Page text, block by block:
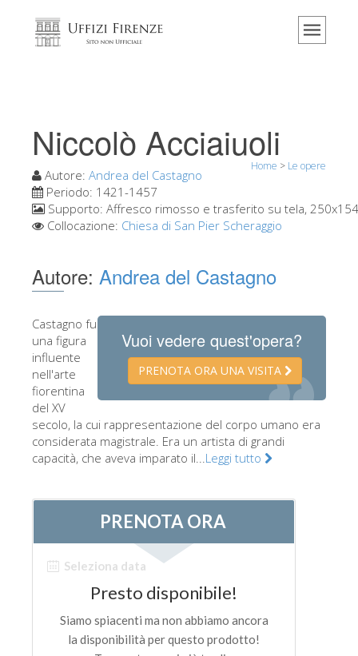
Home
Eventi e mostre
I commenti dei visitatori
Contattaci
Visita gli Uffizi
Tour virtuale
Le opere
Le sale
Gli artisti
Le nuove sale
Musei di Firenze
Museo nazionale del Bargello
Galleria Palatina
Museo delle Cappelle Medicee
Museo Archeologico
Opificio delle pietre dure
Niccolò Acciaiuoli
Home > Le opere
Autore: Andrea del Castagno
Periodo: 1421-1457
Supporto: Affresco rimosso e trasferito su tela, 250x154
Collocazione: Chiesa di San Pier Scheraggio
Autore: Andrea del Castagno
Vuoi vedere quest'opera?
PRENOTA ORA UNA VISITA
Castagno fu
una figura
influente
nell'arte
fiorentina
del XV
secolo, la cui rappresentazione del corpo umano era
considerata magistrale. Era un artista di grandi
capacità, che aveva imparato il...Leggi tutto